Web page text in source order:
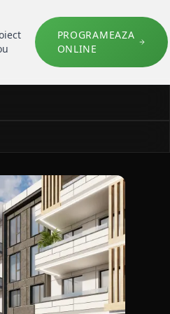
PROGRAMEAZA
ONLINE
S+P+3E in Constanta,
blocuri modern K070